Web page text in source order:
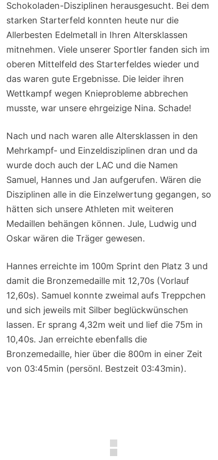
Schokoladen-Disziplinen herausgesucht. Bei dem
starken Starterfeld konnten heute nur die
Allerbesten Edelmetall in Ihren Altersklassen
mitnehmen. Viele unserer Sportler fanden sich im
oberen Mittelfeld des Starterfeldes wieder und
das waren gute Ergebnisse. Die leider ihren
Wettkampf wegen Knieprobleme abbrechen
musste, war unsere ehrgeizige Nina. Schade!
Nach und nach waren alle Altersklassen in den
Mehrkampf- und Einzeldisziplinen dran und da
wurde doch auch der LAC und die Namen
Samuel, Hannes und Jan aufgerufen. Wären die
Disziplinen alle in die Einzelwertung gegangen, so
hätten sich unsere Athleten mit weiteren
Medaillen behängen können. Jule, Ludwig und
Oskar wären die Träger gewesen.
Hannes erreichte im 100m Sprint den Platz 3 und
damit die Bronzemedaille mit 12,70s (Vorlauf
12,60s). Samuel konnte zweimal aufs Treppchen
und sich jeweils mit Silber beglückwünschen
lassen. Er sprang 4,32m weit und lief die 75m in
10,40s. Jan erreichte ebenfalls die
Bronzemedaille, hier über die 800m in einer Zeit
von 03:45min (persönl. Bestzeit 03:43min).